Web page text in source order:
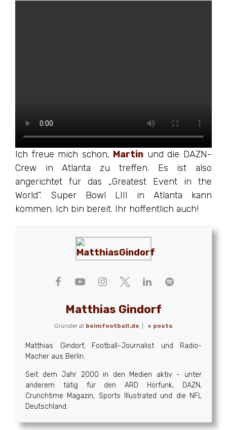
Ich freue mich schon, Martin und die DAZN-
Crew in Atlanta zu treffen. Es ist also
angerichtet für das „Greatest Event in the
World“. Super Bowl LIII in Atlanta kann
kommen. Ich bin bereit. Ihr hoffentlich auch!
Matthias Gindorf
Gründer at beimfootball.de + posts
Matthias Gindorf, Football-Journalist und Radio-
Macher aus Berlin.
Seit dem Jahr 2000 in den Medien aktiv - unter
anderem tätig für den ARD Hörfunk, DAZN,
Crunchtime Magazin, Sports Illustrated und die NFL
Deutschland.